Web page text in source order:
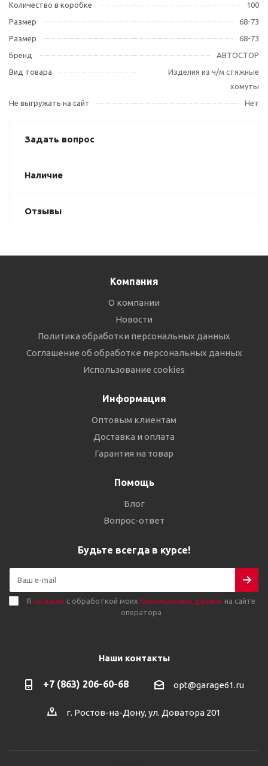
Количество в коробке
100
Размер
68-73
Размер
68-73
Бренд
АВТОСТОР
Вид товара
Изделия из ч/м стяжные
хомуты
Не выгружать на сайт
Нет
Задать вопрос
Наличие
Отзывы
Компания
О компании
Новости
Политика обработки персональных данных
Соглашение об обработке персональных данных
Использование cookies
Информация
Оптовым клиентам
Доставка и оплата
Гарантия на товар
Помощь
Блог
Вопрос-ответ
Будьте всегда в курсе!
Я согласен с обработкой моих персональных данных на сайте
оператора
Наши контакты
+7 (863) 206-60-68 opt@garage61.ru
г. Ростов-на-Дону, ул. Доватора 201